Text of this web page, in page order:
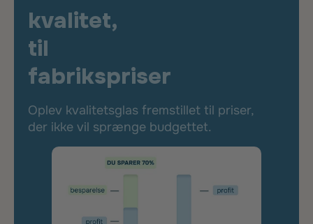
kvalitet,
til
fabrikspriser
Oplev kvalitetsglas fremstillet til priser,
der ikke vil sprænge budgettet.